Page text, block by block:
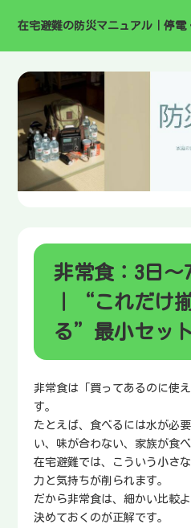
在宅避難の防災マニュアル｜停
非常食：3日〜
｜“これだけ
る”最小セット
非常食は「買ってあるのに使
す。
たとえば、食べるには水が必
い、味が合わない、家族が食べ
在宅避難では、こういう小さ
力と気持ちが削られます。
だから非常食は、細かい比較
決めておくのが正解です。